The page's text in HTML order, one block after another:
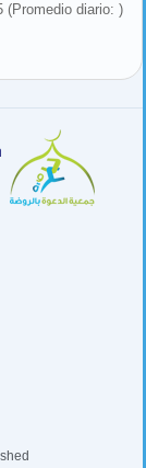
(Promedio diario: )